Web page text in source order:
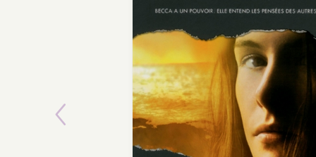
Previous